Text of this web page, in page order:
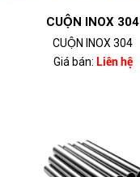
CUỘN INOX 304
CUỘN INOX 304
Giá bán: Liên hệ